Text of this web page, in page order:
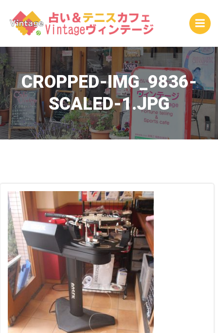
ン
テ
ツ
へ
ス
キ
ッ
プ
CROPPED-IMG_9836-
SCALED-1.JPG